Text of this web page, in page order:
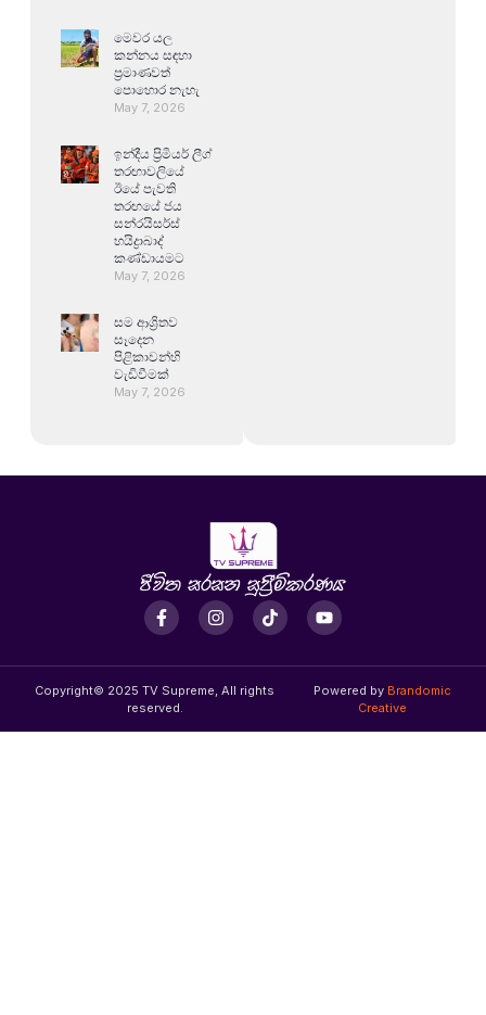
මෙවර යල
කන්නය සඳහා
ප්‍රමාණවත්
පොහොර නැහැ
May 7, 2026
ඉන්දීය ප්‍රිමියර් ලීග්
තරඟාවලියේ
ඊයේ පැවති
තරඟයේ ජය
සන්රයිසර්ස්
හයිද්‍රාබාද්
කණ්ඩායමට
May 7, 2026
සම ආශ්‍රිතව
සෑදෙන
පිළිකාවන්හි
වැඩිවීමක්
May 7, 2026
Copyright© 2025 TV Supreme, All rights
reserved.
Powered by Brandomic
Creative